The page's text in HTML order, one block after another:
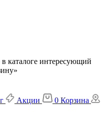
каталоге интересующий
Акции 0 Корзина